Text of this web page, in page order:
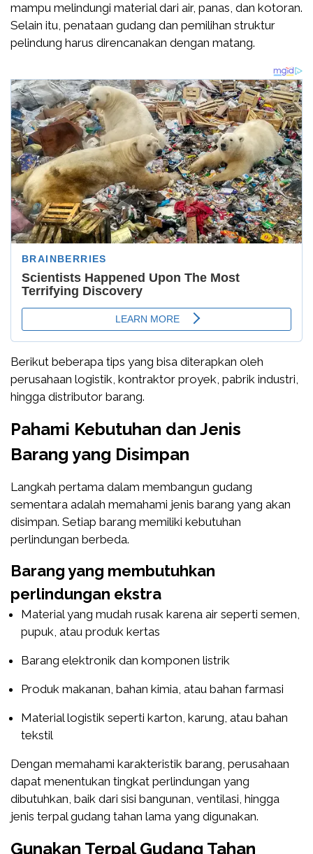
mampu melindungi material dari air, panas, dan kotoran.
Selain itu, penataan gudang dan pemilihan struktur
pelindung harus direncanakan dengan matang.
Berikut beberapa tips yang bisa diterapkan oleh
perusahaan logistik, kontraktor proyek, pabrik industri,
hingga distributor barang.
Pahami Kebutuhan dan Jenis
Barang yang Disimpan
Langkah pertama dalam membangun gudang
sementara adalah memahami jenis barang yang akan
disimpan. Setiap barang memiliki kebutuhan
perlindungan berbeda.
Barang yang membutuhkan
perlindungan ekstra
Material yang mudah rusak karena air seperti semen,
pupuk, atau produk kertas
Barang elektronik dan komponen listrik
Produk makanan, bahan kimia, atau bahan farmasi
Material logistik seperti karton, karung, atau bahan
tekstil
Dengan memahami karakteristik barang, perusahaan
dapat menentukan tingkat perlindungan yang
dibutuhkan, baik dari sisi bangunan, ventilasi, hingga
jenis terpal gudang tahan lama yang digunakan.
Gunakan Terpal Gudang Tahan